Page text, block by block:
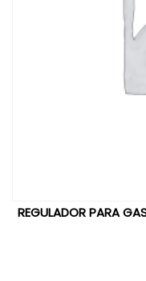
REGULADOR PARA